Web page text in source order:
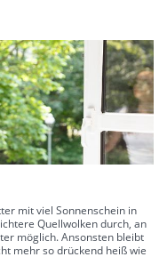
mit viel Sonnenschein in
Quellwolken durch, an
möglich. Ansonsten bleibt
mehr so drückend heiß wie